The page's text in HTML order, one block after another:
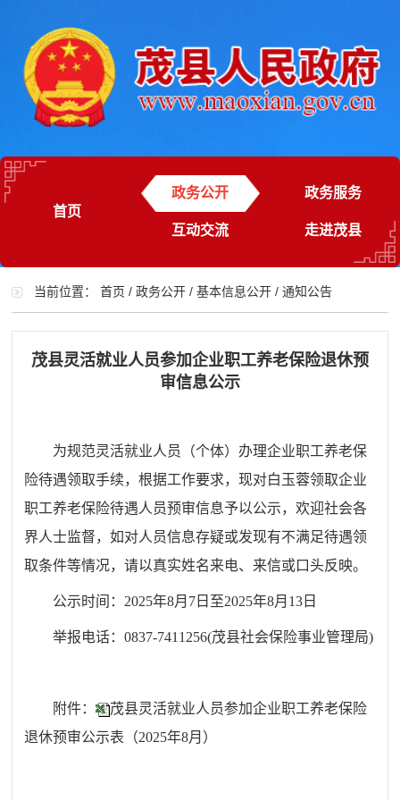
首页
政务公开 政务服务
互动交流 走进茂县
当前位置：首页 /政务公开 /基本信息公开 /通知公告
茂县灵活就业人员参加企业职工养老保险退休预
审信息公示
为规范灵活就业人员（个体）办理企业职工养老保
险待遇领取手续，根据工作要求，现对白玉蓉领取企业
职工养老保险待遇人员预审信息予以公示，欢迎社会各
界人士监督，如对人员信息存疑或发现有不满足待遇领
取条件等情况，请以真实姓名来电、来信或口头反映。
公示时间：2025年8月 7 日至2025年8月 13 日
举报电话：0837-7411256(茂县社会保险事业管理局)
附件：
茂县灵活就业人员参加企业职工养老保险
退休预审公示表（2025年8月）